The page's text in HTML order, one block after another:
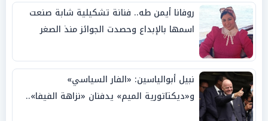
روفانا أيمن طه.. فنانة تشكيلية شابة صنعت
اسمها بالإبداع وحصدت الجوائز منذ الصغر
نبيل أبوالياسين: «الفار السياسي»
و«ديكتاتورية الميم» يدفنان «نزاهة الفيفا»..